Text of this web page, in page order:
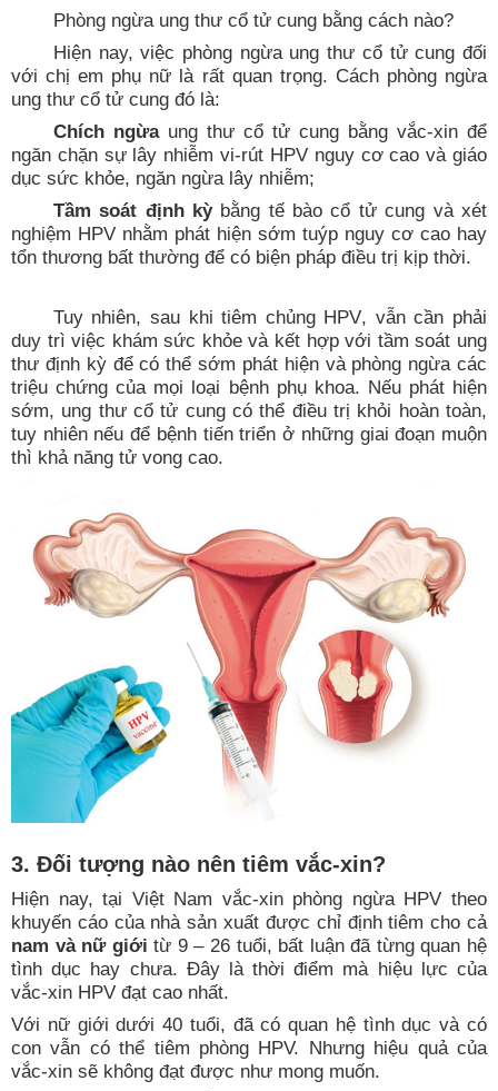
Phòng ngừa ung thư cổ tử cung bằng cách nào?
Hiện nay, việc phòng ngừa ung thư cổ tử cung đối
với chị em phụ nữ là rất quan trọng. Cách phòng ngừa
ung thư cổ tử cung đó là:
Chích ngừaung thư cổ tử cung bằng vắc-xin để
ngăn chặn sự lây nhiễm vi-rút HPV nguy cơ cao và giáo
dục sức khỏe, ngăn ngừa lây nhiễm;
Tầm soát định kỳbằng tế bào cổ tử cung và xét
nghiệm HPV nhằm phát hiện sớm tuýp nguy cơ cao hay
tổn thương bất thường để có biện pháp điều trị kịp thời.
Tuy nhiên, sau khi tiêm chủng HPV, vẫn cần phải
duy trì việc khám sức khỏe và kết hợp với tầm soát ung
thư định kỳ để có thể sớm phát hiện và phòng ngừa các
triệu chứng của mọi loại bệnh phụ khoa. Nếu phát hiện
sớm, ung thư cổ tử cung có thể điều trị khỏi hoàn toàn,
tuy nhiên nếu để bệnh tiến triển ở những giai đoạn muộn
thì khả năng tử vong cao.
3. Đối tượng nào nên tiêm vắc-xin?
Hiện nay, tại Việt Nam vắc-xin phòng ngừa HPV theo
khuyến cáo của nhà sản xuất được chỉ định tiêm cho cả
nam vànữ giới từ 9 – 26 tuổi, bất luận đã từng quan hệ
tình dục hay chưa. Đây là thời điểm mà hiệu lực của
vắc-xin HPV đạt cao nhất.
Với nữ giới dưới 40 tuổi, đã có quan hệ tình dục và có
con vẫn có thể tiêm phòng HPV. Nhưng hiệu quả của
vắc-xin sẽ không đạt được như mong muốn.